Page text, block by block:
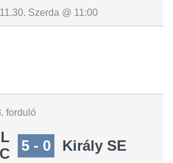
Szerda @ 11:00
forduló
5 - 0 Király SE